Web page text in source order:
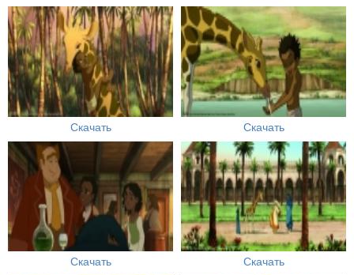
Скачать Скачать
Скачать Скачать